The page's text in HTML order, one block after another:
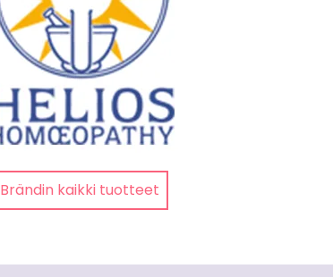
Brändin kaikki tuotteet